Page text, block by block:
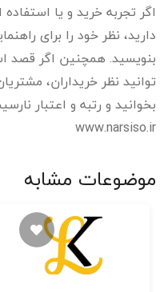
اگر تجربه خرید و یا
دارید، نظر خود را برای
بنویسید. همچنین اگر قصد
توانید نظر خریداران،
بخوانید و رتبه و اعتبار
www.narsiso.ir
موضوعات مشابه